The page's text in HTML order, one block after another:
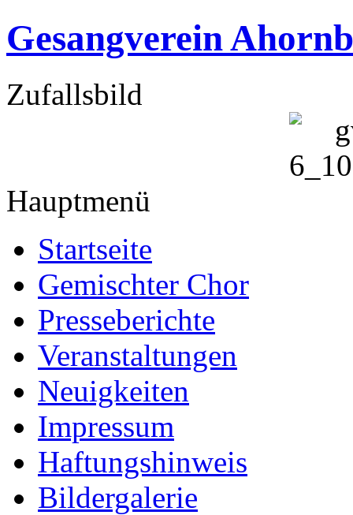
Gesangverein
Zufallsbild
Hauptmenü
Startseite
Gemischter Chor
Presseberichte
Veranstaltungen
Neuigkeiten
Impressum
Haftungshinweis
Bildergalerie